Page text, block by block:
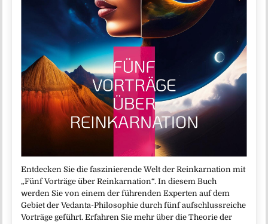
Entdecken Sie die faszinierende Welt der Reinkarnation mit
„Fünf Vorträge über Reinkarnation“. In diesem Buch
werden Sie von einem der führenden Experten auf dem
Gebiet der Vedanta-Philosophie durch fünf aufschlussreiche
Vorträge geführt. Erfahren Sie mehr über die Theorie der